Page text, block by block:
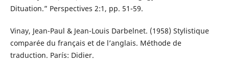
Dituation.” Perspectives 2:1, pp. 51-59.
Vinay, Jean-Paul & Jean-Louis Darbelnet. (1958) Stylistique
comparée du français et de l’anglais. Méthode de
traduction. París: Didier.